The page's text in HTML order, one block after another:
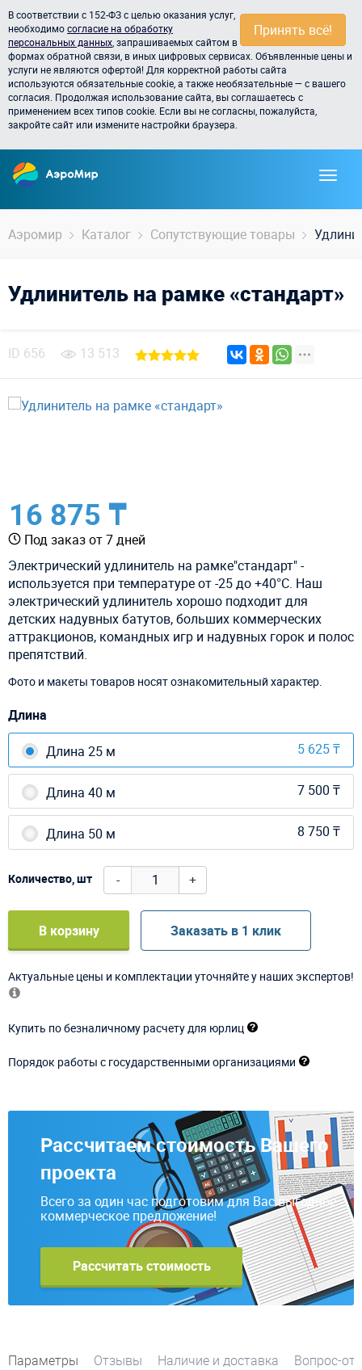
Принять всё!
В соответствии с 152-ФЗ с целью оказания услуг,
необходимосогласие на обработку
персональных данных , запрашиваемых сайтом в
формах обратной связи, в иных цифровых сервисах. Объявленные цены и
услуги не являются офертой! Для корректной работы сайта
используются обязательные cookie, а также необязательные — с вашего
согласия. Продолжая использование сайта, вы соглашаетесь с
применением всех типов cookie. Если вы не согласны, пожалуйста,
закройте сайт или измените настройки браузера.
Аэромир Каталог Сопутствующие товары
Удлинитель на рамке «стандарт»
ID 656 13 513
16 875 ₸
Под заказ от 7 дней
Электрический удлинитель на рамке"стандарт" -
используется при температуре от -25 до +40°С. Наш
электрический удлинитель хорошо подходит для
детских надувных батутов, больших коммерческих
аттракционов, командных игр и надувных горок и полос
препятствий.
Фото и макеты товаров носят ознакомительный характер.
Длина
Длина 25 м 5 625 ₸
Длина 40 м 7 500 ₸
Длина 50 м 8 750 ₸
Количество, шт - +
В корзину Заказать в 1 клик
Актуальные цены и комплектации уточняйте у наших экспертов!
Купить по безналичному расчету для юрлиц
Порядок работы с государственными организациями
Рассчитаем стоимость Вашего
проекта
Всего за один час подготовим для Вас выгодное
коммерческое предложение!
Рассчитать стоимость
Параметры Отзывы Наличие и доставка Вопрос-